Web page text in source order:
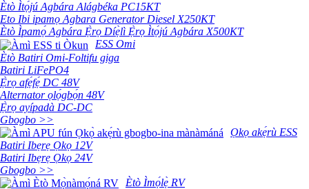
Ètò Ìtọ́jú Agbára Alágbéka PC15KT
Eto Ibi ipamọ Agbara Generator Diesel X250KT
Ètò Ìpamọ́ Agbára Ẹ̀rọ Díẹ̀lì Ẹ̀rọ Ìtọ́jú Agbára X500KT
ESS Omi
Ètò Batiri Omi-Foltifu giga
Batiri LiFePO4
Ẹ̀rọ afẹ́fẹ́ DC 48V
Alternator ọlọ́gbọ́n 48V
Ẹ̀rọ ayípadà DC-DC
Gbogbo >>
Ọkọ akẹ́rù ESS
Batiri Ibẹrẹ Ọkọ 12V
Batiri Ibẹrẹ Ọkọ 24V
Gbogbo >>
Ètò Ìmọ́lẹ̀ RV